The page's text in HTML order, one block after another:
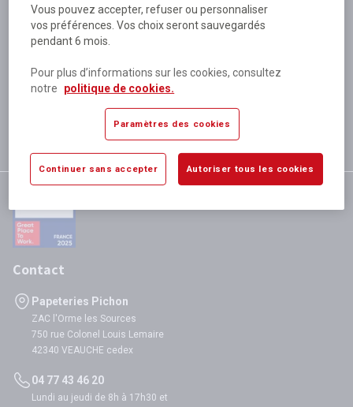
Plus de 180 personnes
à votre écoute
Plus de 80 000 références
disponibles
Expédition le jour même
si validation avant 12h
satisfaction totale
Contact
Papeteries Pichon
ZAC l'Orme les Sources
750 rue Colonel Louis Lemaire
42340 VEAUCHE cedex
04 77 43 46 20
Lundi au jeudi de 8h à 17h30 et
Vous pouvez accepter, refuser ou personnaliser
vos préférences. Vos choix seront sauvegardés
pendant 6 mois.
Pour plus d’informations sur les cookies, consultez
notre
politique de cookies.
Paramètres des cookies
Continuer sans accepter Autoriser tous les cookies